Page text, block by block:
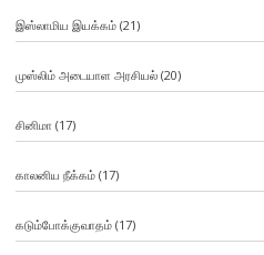
இஸ்லாமிய இயக்கம்(21)
முஸ்லிம் அடையாள அரசியல்(20)
சினிமா (17)
காலனிய நீக்கம்(17)
கடும்போக்குவாதம்(17)